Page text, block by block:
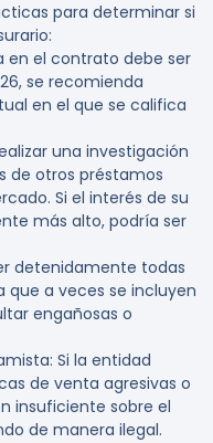
para determinar si
en el contrato debe ser
se recomienda
en el que se califica
una investigación
de otros préstamos
Si el interés de su
más alto, podría ser
detenidamente todas
que a veces se incluyen
engañosas o
: Si la entidad
de venta agresivas o
insuficiente sobre el
de manera ilegal.